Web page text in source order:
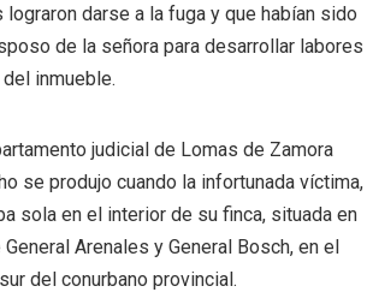
darse a la fuga y que habían sido
de la señora para desarrollar labores
inmueble.
judicial de Lomas de Zamora
se produjo cuando la infortunada víctima,
sola en el interior de su finca, situada en
Arenales y General Bosch, en el
del conurbano provincial.